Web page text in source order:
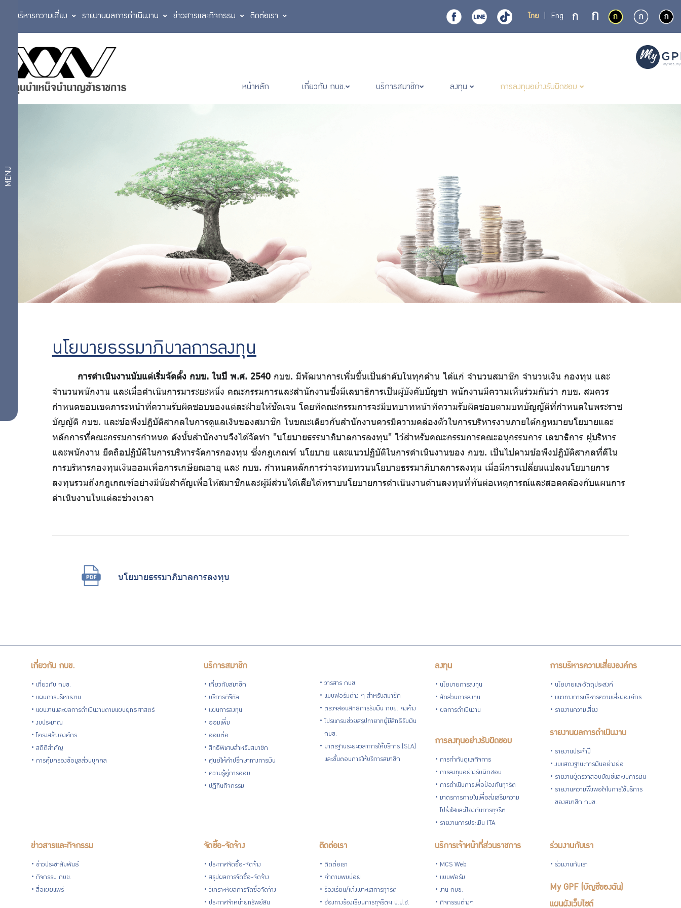
ไทย Eng
การบริหารความเสี่ยง รายงานผลการดำเนินงาน ข่าวสารและกิจกรรม ติดต่อเรา
หน้าหลัก เกี่ยวกับ กบข. บริการสมาชิก ลงทุน การลงทุนอย่างรับผิดชอบ
MENU
การ
กำกับ
ผิด
ดำเนิน
การ
ต่อ
ต้าน
ทุจริต
เสริม
ป้องกัน
การ
กำกับ
ดูแล
มนุษย
ชน
และ
การ
ตรวจ
สอบ
ภายใน
นโยบายธรรมาภิบาลการลงทุน
การดำเนินงานนับแต่เริ่มจัดตั้ง กบข. ในปี พ.ศ. 2540กบข. มีพัฒนาการเพิ่มขึ้นเป็นลำดับในทุกด้าน ได้แก่ จำนวนสมาชิก จำนวนเงิน กองทุน และ
จำนวนพนักงาน และเมื่อดำเนินการมาระยะหนึ่ง คณะกรรมการและสำนักงานซึ่งมีเลขาธิการเป็นผู้บังคับบัญชา พนักงานมีความเห็นร่วมกันว่า กบข. สมควร
กำหนดขอบเขตภาระหน้าที่ความรับผิดชอบของแต่ละฝ่ายให้ชัดเจน โดยที่คณะกรรมการจะมีบทบาทหน้าที่ความรับผิดชอบตามบทบัญญัติที่กำหนดในพระราช
บัญญัติ กบข. และข้อพึงปฏิบัติสากลในการดูแลเงินของสมาชิก ในขณะเดียวกันสำนักงานควรมีความคล่องตัวในการบริหารงานภายใต้กฎหมายนโยบายและ
หลักการที่คณะกรรมการกำหนด ดังนั้นสำนักงานจึงได้จัดทำ "นโยบายธรรมาภิบาลการลงทุน" ไว้สำหรับคณะกรรมการคณะอนุกรรมการ เลขาธิการ ผู้บริหาร
และพนักงาน ยึดถือปฏิบัติในการบริหารจัดการกองทุน ซึ่งกฎเกณฑ์ นโยบาย และแนวปฏิบัติในการดำเนินงานของ กบข. เป็นไปตามข้อพึงปฏิบัติสากลที่ดีใน
การบริหารกองทุนเงินออมเพื่อการเกษียณอายุ และ กบข. กำหนดหลักการว่าจะทบทวนนโยบายธรรมาภิบาลการลงทุน เมื่อมีการเปลี่ยนแปลงนโยบายการ
ลงทุนรวมถึงกฎเกณฑ์อย่างมีนัยสำคัญเพื่อให้สมาชิกและผู้มีส่วนได้เสียได้ทราบนโยบายการดำเนินงานด้านลงทุนที่ทันต่อเหตุการณ์และสอดคล้องกับแผนการ
ดำเนินงานในแต่ละช่วงเวลา
นโยบายธรรมาภิบาลการลงทุน
เกี่ยวกับ กบข.
เกี่ยวกับ กบข.
แผนการบริหารงาน
แผนงานและผลการดำเนินงานตามแผนยุทธศาสตร์
งบประมาณ
โครงสร้างองค์กร
สถิติสำคัญ
การคุ้มครองข้อมูลส่วนบุคคล
บริการสมาชิก
เกี่ยวกับสมาชิก
บริการดิจิทัล
แผนการลงทุน
ออมเพิ่ม
ออมต่อ
สิทธิพิเศษสำหรับสมาชิก
ศูนย์ให้คำปรึกษาทางการเงิน
ความรู้คู่การออม
ปฏิทินกิจกรรม
วารสาร กบข.
แบบฟอร์มต่าง ๆ สำหรับสมาชิก
ตรวจสอบสิทธิการรับเงิน กบข. คงค้าง
โปรแกรมช่วยสรุปทายาทผู้มีสิทธิรับเงิน
กบข.
มาตรฐานระยะเวลาการให้บริการ (SLA)
และขั้นตอนการให้บริการสมาชิก
ลงทุน
นโยบายการลงทุน
สัดส่วนการลงทุน
ผลการดำเนินงาน
การลงทุนอย่างรับผิดชอบ
การกำกับดูแลกิจการ
การลงทุนอย่างรับผิดชอบ
การดำเนินการเพื่อป้องกันทุจริต
มาตรการภายในเพื่อส่งเสริมความ
โปร่งใสและป้องกันการทุจริต
รายงานการประเมิน ITA
การบริหารความเสี่ยงองค์กร
นโยบายและวัตถุประสงค์
แนวทางการบริหารความเสี่ยงองค์กร
รายงานความเสี่ยง
รายงานผลการดำเนินงาน
รายงานประจำปี
งบแสดงฐานะการเงินอย่างย่อ
รายงานผู้ตรวจสอบบัญชีและงบการเงิน
รายงานความพึงพอใจในการใช้บริการ
ของสมาชิก กบข.
ข่าวสารและกิจกรรม
ข่าวประชาสัมพันธ์
กิจกรรม กบข.
สื่อเผยแพร่
จัดซื้อ-จัดจ้าง
ประกาศจัดซื้อ-จัดจ้าง
สรุปผลการจัดซื้อ-จัดจ้าง
วิเคราะห์ผลการจัดซื้อจัดจ้าง
ประกาศจำหน่ายทรัพย์สิน
ติดต่อเรา
ติดต่อเรา
คำถามพบบ่อย
ร้องเรียน/แจ้งเบาะแสการทุจริต
ช่องทางร้องเรียนการทุจริตฯ ป.ป.ช.
บริการเจ้าหน้าที่ส่วนราชการ
MCS Web
แบบฟอร์ม
งาน กบข.
กิจกรรมต่างๆ
ร่วมงานกับเรา
ร่วมงานกับเรา
My GPF (บัญชีของฉัน)
แผนผังเว็บไซต์